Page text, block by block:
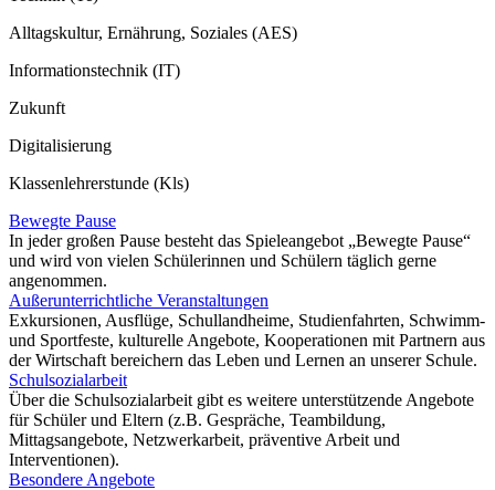
Alltagskultur, Ernährung, Soziales (AES)
Informationstechnik (IT)
Zukunft
Digitalisierung
Klassenlehrerstunde (Kls)
Bewegte Pause
In jeder großen Pause besteht das Spieleangebot „Bewegte Pause“
und wird von vielen Schülerinnen und Schülern täglich gerne
angenommen.
Außerunterrichtliche Veranstaltungen
Exkursionen, Ausflüge, Schullandheime, Studienfahrten, Schwimm-
und Sportfeste, kulturelle Angebote, Kooperationen mit Partnern aus
der Wirtschaft bereichern das Leben und Lernen an unserer Schule.
Schulsozialarbeit
Über die Schulsozialarbeit gibt es weitere unterstützende Angebote
für Schüler und Eltern (z.B. Gespräche, Teambildung,
Mittagsangebote, Netzwerkarbeit, präventive Arbeit und
Interventionen).
Besondere Angebote